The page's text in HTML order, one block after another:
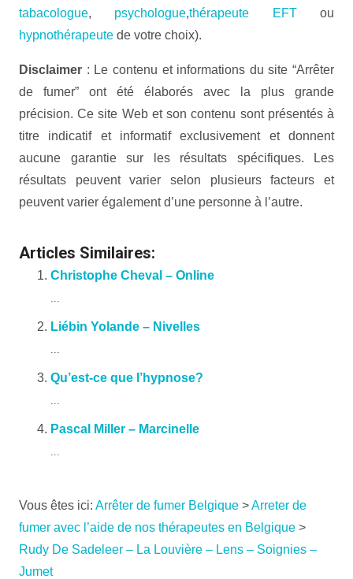
tabacologue, psychologue,thérapeute EFTou
hypnothérapeute de votre choix).
Disclaimer : Le contenu et informations du site “Arrêter
de fumer” ont été élaborés avec la plus grande
précision. Ce site Web et son contenu sont présentés à
titre indicatif et informatif exclusivement et donnent
aucune garantie sur les résultats spécifiques. Les
résultats peuvent varier selon plusieurs facteurs et
peuvent varier également d’une personne à l’autre.
Articles Similaires:
Christophe Cheval – Online
Liébin Yolande – Nivelles
Qu’est-ce que l’hypnose?
Pascal Miller – Marcinelle
Vous êtes ici: Arrêter de fumer Belgique >Arreter de
fumer avec l’aide de nos thérapeutes en Belgique >
Rudy De Sadeleer – La Louvière – Lens – Soignies –
Jumet